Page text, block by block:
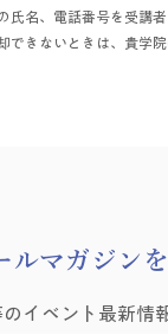
名、電話番号を受講
きないときは、貴学院
ルマガジン
イベント最新情